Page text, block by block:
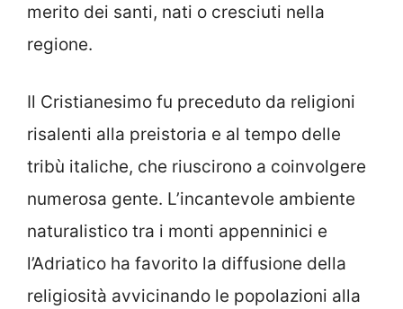
merito dei santi, nati o cresciuti nella
regione.
Il Cristianesimo fu preceduto da religioni
risalenti alla preistoria e al tempo delle
tribù italiche, che riuscirono a coinvolgere
numerosa gente. L’incantevole ambiente
naturalistico tra i monti appenninici e
l’Adriatico ha favorito la diffusione della
religiosità avvicinando le popolazioni alla